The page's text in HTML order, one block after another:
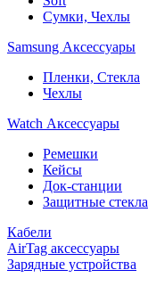
Сумки, Чехлы
Samsung Аксессуары
Пленки, Стекла
Чехлы
Watch Аксессуары
Ремешки
Кейсы
Док-станции
Защитные стекла
Кабели
AirTag аксессуары
Зарядные устройства